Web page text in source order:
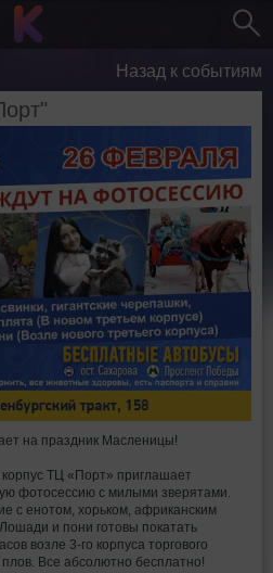
Назад к событиям
на праздник Масленицы!
ТЦ «Порт» приглашает
фотосессию с милыми зверятами.
с енотом, хорьком, африканским
и пони готовы покатать
возле 3-го корпуса торгового
Все абсолютно бесплатно!